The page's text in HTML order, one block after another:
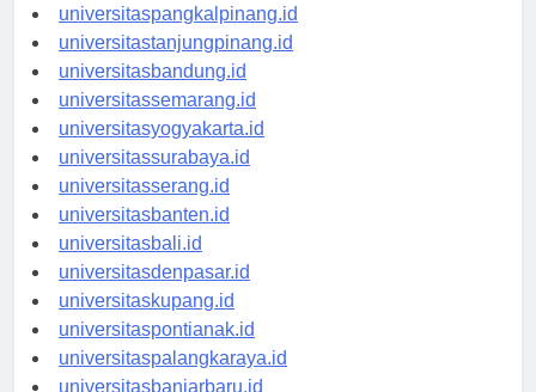
universitasbengkulu.id
universitaspangkalpinang.id
universitastanjungpinang.id
universitasbandung.id
universitassemarang.id
universitasyogyakarta.id
universitassurabaya.id
universitasserang.id
universitasbanten.id
universitasbali.id
universitasdenpasar.id
universitaskupang.id
universitaspontianak.id
universitaspalangkaraya.id